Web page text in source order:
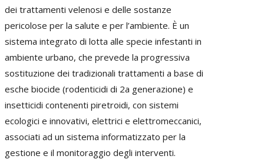
dei trattamenti velenosi e delle sostanze
pericolose per la salute e per l’ambiente. È un
sistema integrato di lotta alle specie infestanti in
ambiente urbano, che prevede la progressiva
sostituzione dei tradizionali trattamenti a base di
esche biocide (rodenticidi di 2a generazione) e
insetticidi contenenti piretroidi, con sistemi
ecologici e innovativi, elettrici e elettromeccanici,
associati ad un sistema informatizzato per la
gestione e il monitoraggio degli interventi.